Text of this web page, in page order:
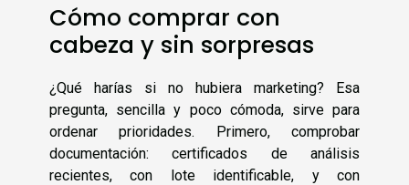
Cómo comprar con
cabeza y sin sorpresas
¿Qué harías si no hubiera marketing? Esa
pregunta, sencilla y poco cómoda, sirve para
ordenar prioridades. Primero, comprobar
documentación: certificados de análisis
recientes, con lote identificable, y con